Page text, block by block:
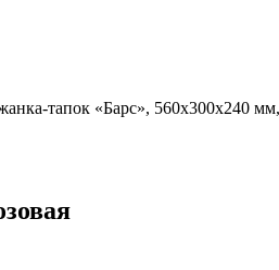
тапок «Барс», 560х300х240